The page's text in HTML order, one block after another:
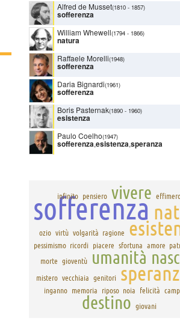
Alfred de Musset(1810 - 1857)
sofferenza
William Whewell(1794 - 1866)
natura
Raffaele Morelli(1948)
sofferenza
Daria Bignardi(1961)
sofferenza
Boris Pasternak(1890 - 1960)
esistenza
Paulo Coelho(1947)
sofferenza,esistenza,speranza
infinito pensiero vivere
sofferenza
ozio virtù volgarità ragione
pessimismo ricordi piacere sfortuna amore
morte gioventù umanità
mistero vecchiaia genitori
inganno memoria riposo noia felicità
destino giovani